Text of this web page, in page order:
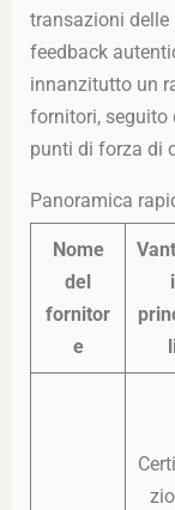
transazioni delle
feedback
innanzitutto un
fornitori, seguito
punti di forza di
Panoramica
Nome
del
fornitor
e
i